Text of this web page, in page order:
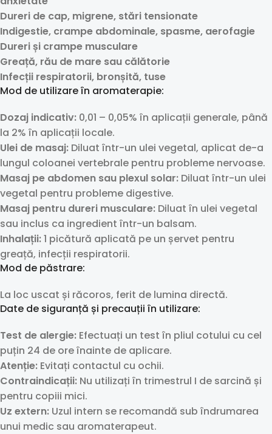
Dureri de cap, migrene, stări tensionate
Indigestie, crampe abdominale, spasme, aerofagie
Dureri și crampe musculare
Greață, rău de mare sau călătorie
Infecții respiratorii, bronșită, tuse
Mod de utilizare în aromaterapie:
Dozaj indicativ: 0,01 – 0,05% în aplicații generale, până
la 2% în aplicații locale.
Ulei de masaj: Diluat într-un ulei vegetal, aplicat de-a
lungul coloanei vertebrale pentru probleme nervoase.
Masaj pe abdomen sau plexul solar: Diluat într-un ulei
vegetal pentru probleme digestive.
Masaj pentru dureri musculare: Diluat în ulei vegetal
sau inclus ca ingredient într-un balsam.
Inhalații:1 picătură aplicată pe un șervet pentru
greață, infecții respiratorii.
Mod de păstrare:
La loc uscat și răcoros, ferit de lumina directă.
Date de siguranță și precauții în utilizare:
Test de alergie: Efectuați un test în pliul cotului cu cel
puțin 24 de ore înainte de aplicare.
Atenție: Evitați contactul cu ochii.
Contraindicații: Nu utilizați în trimestrul I de sarcină și
pentru copiii mici.
Uz extern: Uzul intern se recomandă sub îndrumarea
unui medic sau aromaterapeut.